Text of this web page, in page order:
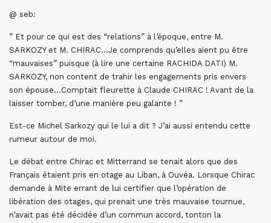
@ seb:
” Et pour ce qui est des “relations” à l’époque, entre M.
SARKOZY et M. CHIRAC…Je comprends qu’elles aient pu être
“mauvaises” puisque (à lire une certaine RACHIDA DATI) M.
SARKOZY, non content de trahir les engagements pris envers
son épouse…Comptait fleurette à Claude CHIRAC ! Avant de la
laisser tomber, d’une manière peu galante ! ”
Est-ce Michel Sarkozy qui le lui a dit ? J’ai aussi entendu cette
rumeur autour de moi.
Le débat entre Chirac et Mitterrand se tenait alors que des
Français étaient pris en otage au Liban, à Ouvéa. Lorsque Chirac
demande à Mite errant de lui certifier que l’opération de
libération des otages, qui prenait une très mauvaise tournue,
n’avait pas été décidée d’un commun accord, tonton la